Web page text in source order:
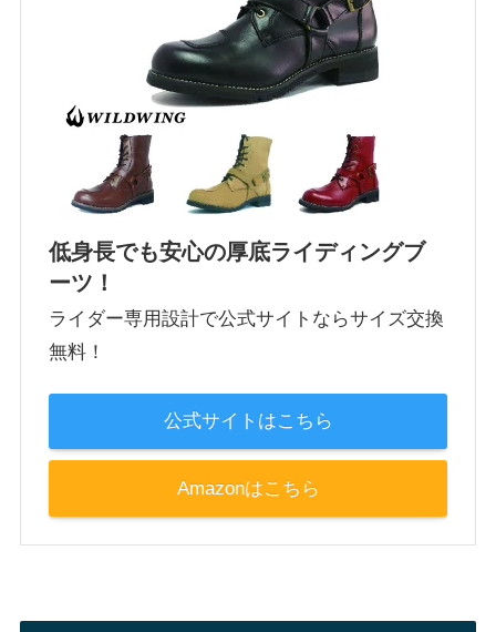
低身長でも安心の厚底ライディングブ
ーツ！
ライダー専用設計で公式サイトならサイズ交換
無料！
公式サイトはこちら
Amazonはこちら